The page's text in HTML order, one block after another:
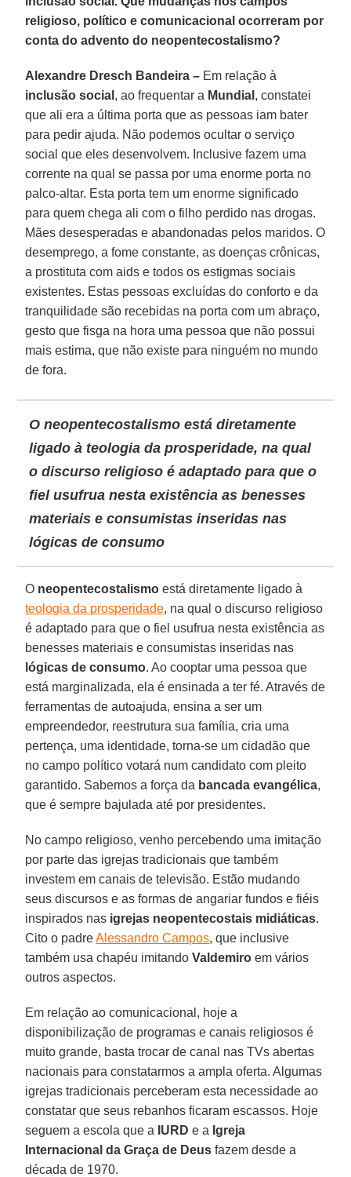
religioso, político e comunicacional ocorreram por
conta do advento do neopentecostalismo?
Alexandre Dresch Bandeira – Em relação à
inclusão social , ao frequentar a Mundial , constatei
que ali era a última porta que as pessoas iam bater
para pedir ajuda. Não podemos ocultar o serviço
social que eles desenvolvem. Inclusive fazem uma
corrente na qual se passa por uma enorme porta no
palco-altar. Esta porta tem um enorme significado
para quem chega ali com o filho perdido nas drogas.
Mães desesperadas e abandonadas pelos maridos. O
desemprego, a fome constante, as doenças crônicas,
a prostituta com aids e todos os estigmas sociais
existentes. Estas pessoas excluídas do conforto e da
tranquilidade são recebidas na porta com um abraço,
gesto que fisga na hora uma pessoa que não possui
mais estima, que não existe para ninguém no mundo
de fora.
O neopentecostalismo está diretamente
ligado à teologia da prosperidade, na qual
o discurso religioso é adaptado para que o
fiel usufrua nesta existência as benesses
materiais e consumistas inseridas nas
lógicas de consumo
O neopentecostalismo está diretamente ligado à
teologia da prosperidade, na qual o discurso religioso
é adaptado para que o fiel usufrua nesta existência as
benesses materiais e consumistas inseridas nas
lógicas de consumo. Ao cooptar uma pessoa que
está marginalizada, ela é ensinada a ter fé. Através de
ferramentas de autoajuda, ensina a ser um
empreendedor, reestrutura sua família, cria uma
pertença, uma identidade, torna-se um cidadão que
no campo político votará num candidato com pleito
garantido. Sabemos a força da bancada evangélica,
que é sempre bajulada até por presidentes.
No campo religioso, venho percebendo uma imitação
por parte das igrejas tradicionais que também
investem em canais de televisão. Estão mudando
seus discursos e as formas de angariar fundos e fiéis
inspirados nas igrejas neopentecostais midiáticas.
Cito o padreAlessandro Campos, que inclusive
também usa chapéu imitandoValdemiro em vários
outros aspectos.
Em relação ao comunicacional, hoje a
disponibilização de programas e canais religiosos é
muito grande, basta trocar de canal nas TVs abertas
nacionais para constatarmos a ampla oferta. Algumas
igrejas tradicionais perceberam esta necessidade ao
constatar que seus rebanhos ficaram escassos. Hoje
seguem a escola que a IURD e a Igreja
Internacional da Graça de Deus fazem desde a
década de 1970.